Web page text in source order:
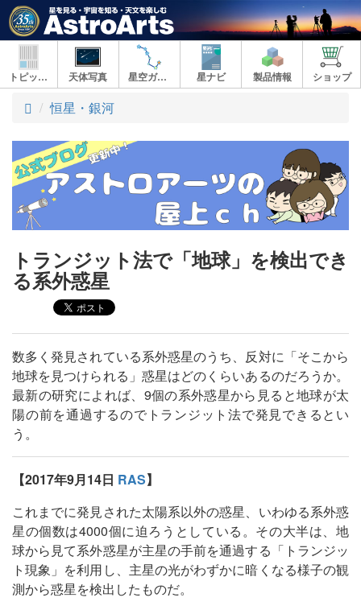
トピックス 天体写真 星空ガイド 星ナビ 製品情報 ショップ
ト
プ
恒星・銀河
トランジット法で「地球」を検出でき
る系外惑星
数多く発見されている系外惑星のうち、反対に「そこから
地球を見つけられる」惑星はどのくらいあるのだろうか。
最新の研究によれば、9個の系外惑星から見ると地球が太
陽の前を通過するのでトランジット法で発見できるとい
う。
【2017年9月14日 RAS】
これまでに発見された太陽系以外の惑星、いわゆる系外惑
星の個数は4000個に迫ろうとしている。その大半は、地
球から見て系外惑星が主星の手前を通過する「トランジッ
ト現象」を利用し、主星の光がわずかに暗くなる様子の観
測から惑星を検出したものだ。